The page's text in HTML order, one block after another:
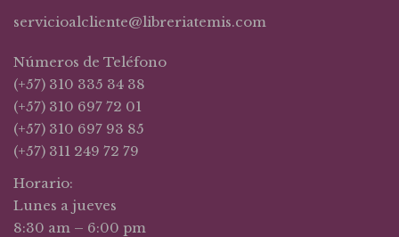
servicioalcliente@libreriatemis.com
Números de Teléfono
(+57) 310 335 34 38
(+57) 310 697 72 01
(+57) 310 697 93 85
(+57) 311 249 72 79
Horario:
Lunes a jueves
8:30 am – 6:00 pm